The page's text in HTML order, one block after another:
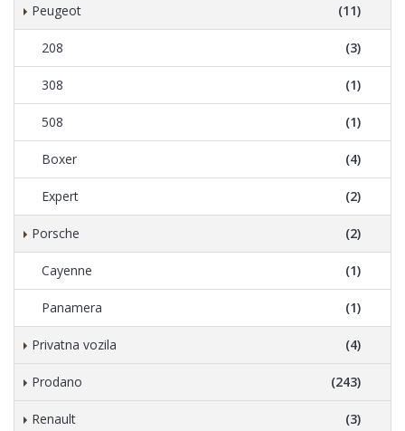
Peugeot (11)
208 (3)
308 (1)
508 (1)
Boxer (4)
Expert (2)
Porsche (2)
Cayenne (1)
Panamera (1)
Privatna vozila (4)
Prodano (243)
Renault (3)